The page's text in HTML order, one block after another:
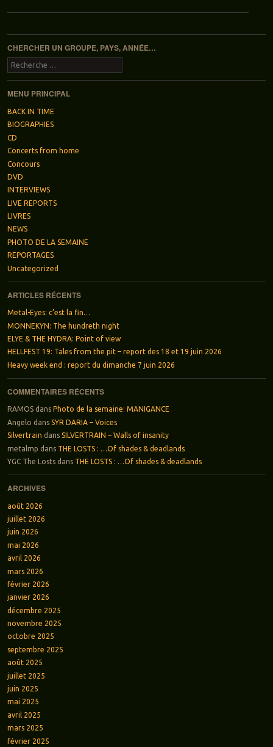
Navigation des articles
CHERCHER UN GROUPE, PAYS, ANNÉE…
Recherche
MENU PRINCIPAL
BACK IN TIME
BIOGRAPHIES
CD
Concerts from home
Concours
DVD
INTERVIEWS
LIVE REPORTS
LIVRES
NEWS
PHOTO DE LA SEMAINE
REPORTAGES
Uncategorized
ARTICLES RÉCENTS
Metal-Eyes: c’est la fin…
MONNEKYN: The hundreth night
ELYE & THE HYDRA: Point of view
HELLFEST 19: Tales from the pit – report des 18 et 19 juin 2026
Heavy week end : report du dimanche 7 juin 2026
COMMENTAIRES RÉCENTS
RAMOSdans Photo de la semaine: MANIGANCE
Angelo dans SYR DARIA – Voices
Silvertrain dans SILVERTRAIN – Walls of insanity
metalmp dans THE LOSTS : …Of shades & deadlands
YGC The Lostsdans THE LOSTS : …Of shades & deadlands
ARCHIVES
août 2026
juillet 2026
juin 2026
mai 2026
avril 2026
mars 2026
février 2026
janvier 2026
décembre 2025
novembre 2025
octobre 2025
septembre 2025
août 2025
juillet 2025
juin 2025
mai 2025
avril 2025
mars 2025
février 2025